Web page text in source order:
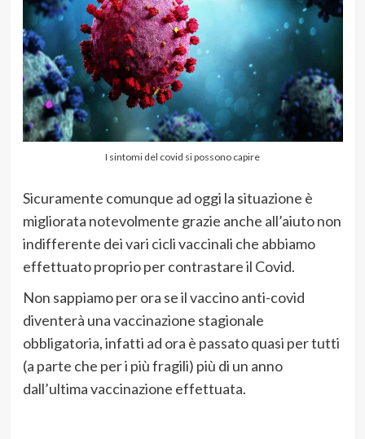
I sintomi del covid si possono capire
Sicuramente comunque ad oggi la situazione è
migliorata notevolmente grazie anche all’aiuto non
indifferente dei vari cicli vaccinali che abbiamo
effettuato proprio per contrastare il Covid.
Non sappiamo per ora se il vaccino anti-covid
diventerà una vaccinazione stagionale
obbligatoria, infatti ad ora è passato quasi per tutti
(a parte che per i più fragili) più di un anno
dall’ultima vaccinazione effettuata.